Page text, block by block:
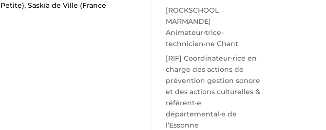
Saskia de Ville (France
[ROCKSCHOOL
MARMANDE]
Animateur•trice-
technicien•ne Chant
[RIF] Coordinateur·rice en
charge des actions de
prévention gestion sonore
et des actions culturelles &
référent·e
départemental·e de
l’Essonne